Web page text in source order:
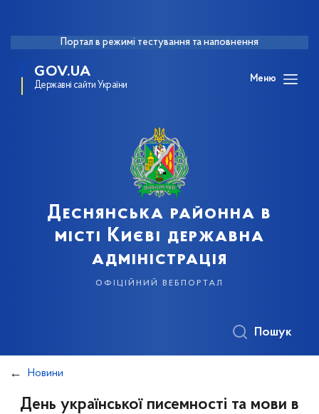
Портал в режимі тестування та наповнення
GOV.UA
Державні сайти України
Меню
Деснянська районна в
місті Києві державна
адміністрація
офіційний вебпортал
Пошук
Новини
День української писемності та мови в